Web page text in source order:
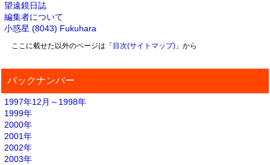
望遠鏡日誌
編集者について
小惑星 (8043) Fukuhara
ここに載せた以外のページは「 目次(サイトマップ)」から
バックナンバー
1997年12月～1998年
1999年
2000年
2001年
2002年
2003年